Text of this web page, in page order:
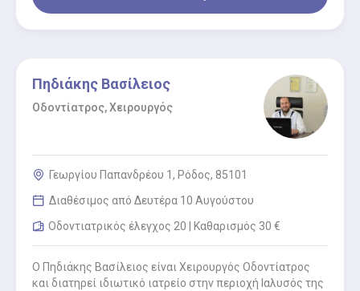
Πηδιάκης Βασίλειος
Οδοντίατρος, Χειρουργός
Γεωργίου Παπανδρέου 1, Ρόδος, 85101
Διαθέσιμος από Δευτέρα 10 Αυγούστου
Οδοντιατρικός έλεγχος 20 | Καθαρισμός 30 €
Ο Πηδιάκης Βασίλειος είναι Χειρουργός Οδοντίατρος
και διατηρεί ιδιωτικό ιατρείο στην περιοχή Ιαλυσός της